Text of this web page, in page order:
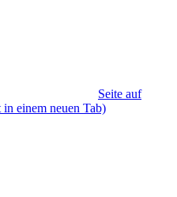
Seite auf
einem neuen Tab)